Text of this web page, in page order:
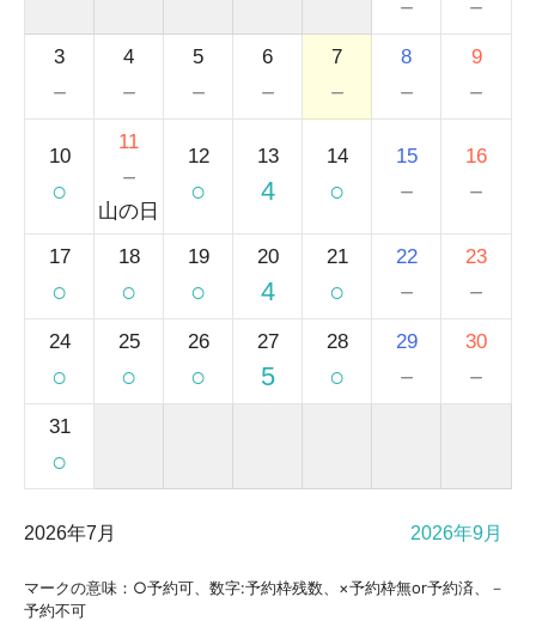
－ －
3
－
4
－
5
－
6
－
7
－
8
－
9
－
10
○
11
－
山の日
12
○
13
4
14
○
15
－
16
－
17
○
18
○
19
○
20
4
21
○
22
－
23
－
24
○
25
○
26
○
27
5
28
○
29
－
30
－
31
○
2026年7月 2026年9月
マークの意味：○予約可、数字:予約枠残数、×予約枠無or予約済、－
予約不可